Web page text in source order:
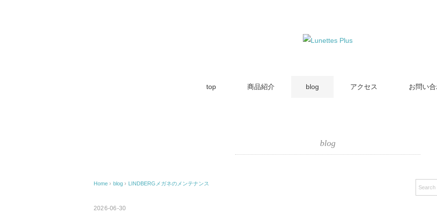
top 商品紹介 blog アクセス お問い
blog
Home › blog › LINDBERGメガネのメンテナンス
2026-06-30